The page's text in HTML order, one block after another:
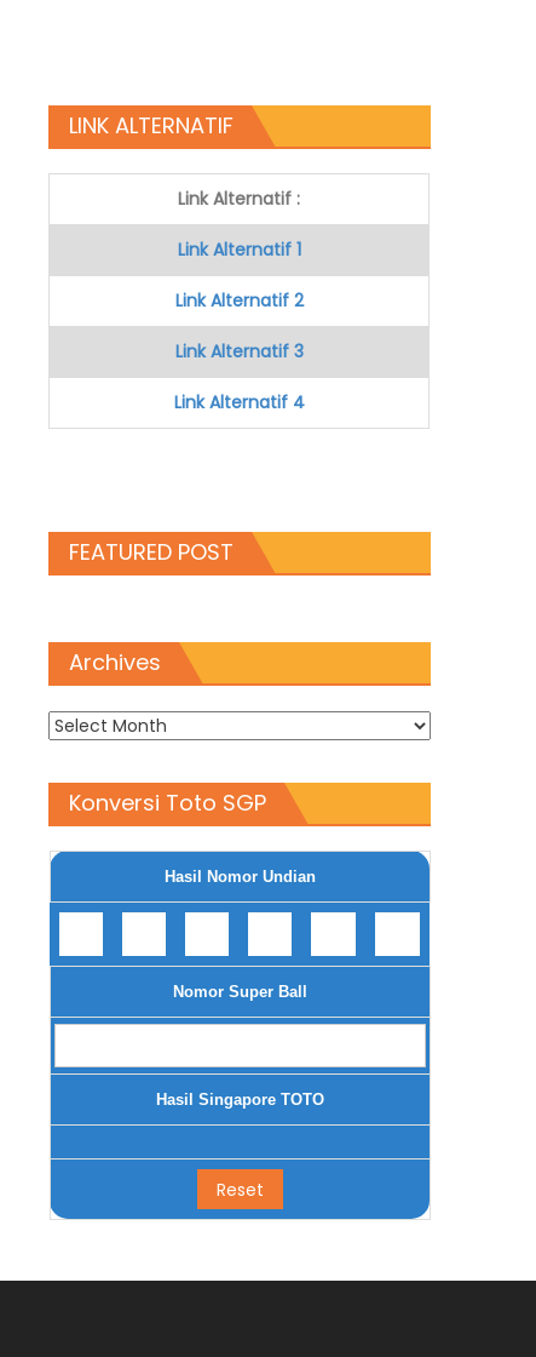
LINK ALTERNATIF
Link Alternatif :
Link Alternatif 1
Link Alternatif 2
Link Alternatif 3
Link Alternatif 4
FEATURED POST
Archives
Archives
Konversi Toto SGP
Hasil Nomor Undian
Nomor Super Ball
Hasil Singapore TOTO